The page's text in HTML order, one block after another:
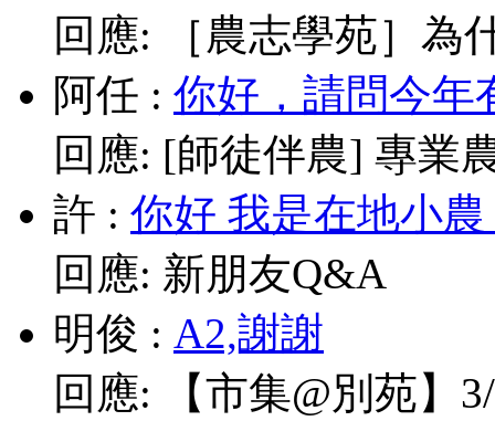
回應:
［農志學苑］為
阿任 : 你好，請問今年
回應: [師徒伴農] 專業
許 : 你好 我是在地小
回應: 新朋友Q&A
明俊 : A2,謝謝
回應:
【市集@別苑】